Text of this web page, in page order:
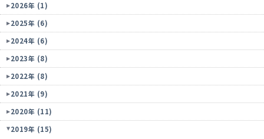
2026年 (1)
2025年 (6)
2024年 (6)
2023年 (8)
2022年 (8)
2021年 (9)
2020年 (11)
2019年 (15)